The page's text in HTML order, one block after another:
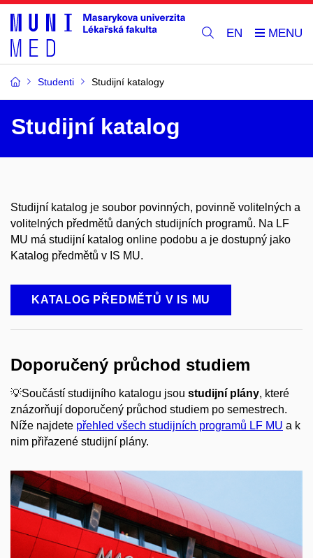
EN
Studenti Studijní katalogy
Studijní katalog
Studijní katalog je soubor povinných, povinně volitelných a
volitelných předmětů daných studijních programů. Na LF
MU má studijní katalog online podobu a je dostupný jako
Katalog předmětů v IS MU.
KATALOG PŘEDMĚTŮ V IS MU
Doporučený průchod studiem
💡Součástí studijního katalogu jsou studijní plány, které
znázorňují doporučený průchod studiem po semestrech.
Níže najdete přehled všech studijních programů LF MU a k
nim přiřazené studijní plány.